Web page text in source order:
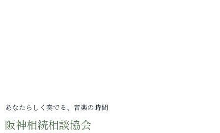
あなたらしく奏でる、音楽の時間
阪神相続相談協会